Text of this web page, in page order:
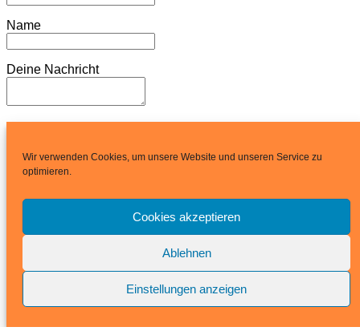
Wir verwenden Cookies, um unsere Website und unseren Service zu
optimieren.
Cookies akzeptieren
Ablehnen
Einstellungen anzeigen
Name
Deine Nachricht
Kopie an deine eMail?